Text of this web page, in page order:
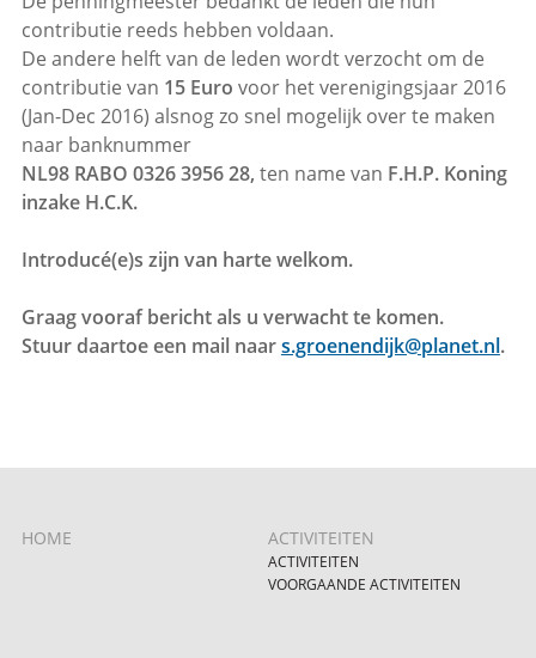
contributie reeds hebben voldaan.
De andere helft van de leden wordt verzocht om de
contributie van 15 Euro voor het verenigingsjaar 2016
(Jan-Dec 2016) alsnog zo snel mogelijk over te maken
naar banknummer
NL98 RABO 0326 3956 28, ten name van F.H.P. Koning
inzake H.C.K.
Introducé(e)s zijn van harte welkom.
Graag vooraf bericht als u verwacht te komen.
Stuur daartoe een mail naars.groenendijk@planet.nl.
HOME ACTIVITEITEN
ACTIVITEITEN
VOORGAANDE ACTIVITEITEN